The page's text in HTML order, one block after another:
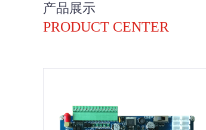
产品展示
PRODUCT CENTER